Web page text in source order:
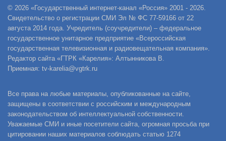
© 2026 «Государственный интернет-канал «Россия» 2001 - 2026.
Свидетельство о регистрации СМИ Эл № ФС 77-59166 от 22
августа 2014 года. Учредитель (соучредители) – федеральное
государственное унитарное предприятие «Всероссийская
государственная телевизионная и радиовещательная компания».
Редактор сайта «ГТРК «Карелия»: Алтынникова В.
Приемная: tv-karelia@vgtrk.ru
Все права на любые материалы, опубликованные на сайте,
защищены в соответствии с российским и международным
законодательством об интеллектуальной собственности.
Уважаемые СМИ и иные посетители сайта, огромная просьба при
цитировании наших материалов соблюдать статью 1274